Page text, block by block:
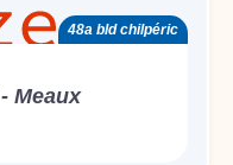
48a bld chilpéric
Meaux